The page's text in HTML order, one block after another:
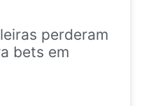
perderam
bets em